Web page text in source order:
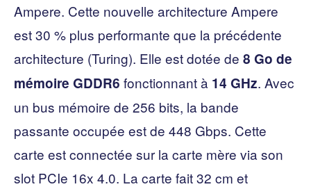
Ampere. Cette nouvelle architecture Ampere
est 30 % plus performante que la précédente
architecture (Turing). Elle est dotée de 8 Go de
mémoire GDDR6 fonctionnant à 14 GHz. Avec
un bus mémoire de 256 bits, la bande
passante occupée est de 448 Gbps. Cette
carte est connectée sur la carte mère via son
slot PCIe 16x 4.0. La carte fait 32 cm et